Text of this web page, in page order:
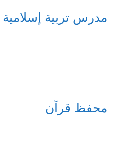
مدرس تربية إسلامية
محفظ قرآن